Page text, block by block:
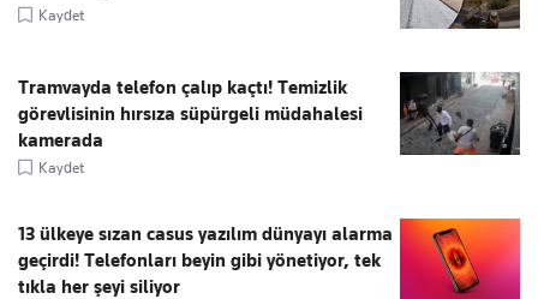
Kaydet
Tramvayda telefon çalıp kaçtı! Temizlik
görevlisinin hırsıza süpürgeli müdahalesi
kamerada
Kaydet
13 ülkeye sızan casus yazılım dünyayı alarma
geçirdi! Telefonları beyin gibi yönetiyor, tek
tıkla her şeyi siliyor